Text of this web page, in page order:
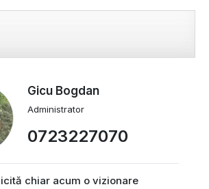
Gicu Bogdan
Administrator
0723227070
chiar acum o vizionare